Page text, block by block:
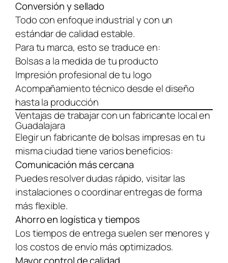
Conversión y sellado
Todo con enfoque industrial y con un
estándar de calidad estable.
Para tu marca, esto se traduce en:
Bolsas a la medida de tu producto
Impresión profesional de tu logo
Acompañamiento técnico desde el diseño
hasta la producción
Ventajas de trabajar con un fabricante local en
Guadalajara
Elegir un fabricante de bolsas impresas en tu
misma ciudad tiene varios beneficios:
Comunicación más cercana
Puedes resolver dudas rápido, visitar las
instalaciones o coordinar entregas de forma
más flexible.
Ahorro en logística y tiempos
Los tiempos de entrega suelen ser menores y
los costos de envío más optimizados.
Mayor control de calidad